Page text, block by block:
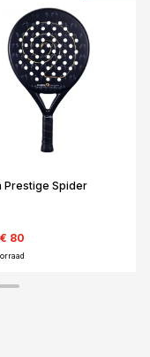
Prestige Spider
€ 80